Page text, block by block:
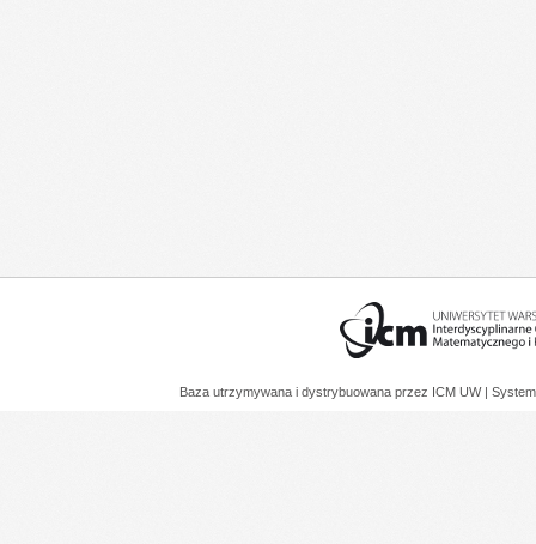
Baza utrzymywana i dystrybuowana przez ICM UW |